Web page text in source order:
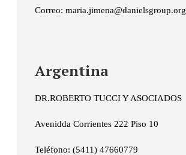
Correo: maria.jimena@danielsgroup.org
Argentina
DR.ROBERTO TUCCI Y ASOCIADOS
Avenidda Corrientes 222 Piso 10
Teléfono: (5411) 47660779